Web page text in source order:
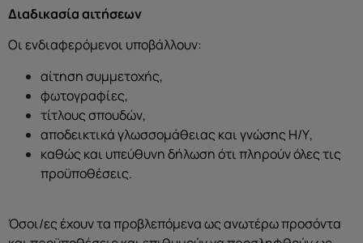
Διαδικασία αιτήσεων
Οι ενδιαφερόμενοι υποβάλλουν:
αίτηση συμμετοχής,
φωτογραφίες,
τίτλους σπουδών,
αποδεικτικά γλωσσομάθειας και γνώσης Η/Υ,
καθώς και υπεύθυνη δήλωση ότι πληρούν όλες τις
προϋποθέσεις.
Όσοι/ες έχουν τα προβλεπόμενα ως ανωτέρω προσόντα